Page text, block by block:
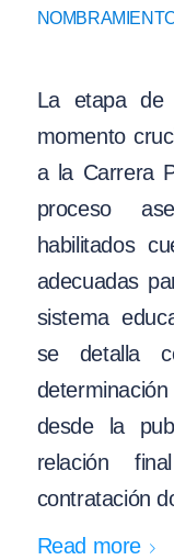
La etapa de
momento
a la Carrera
proceso
habilitados
adecuadas
sistema
se detalla
desde la
relación
contratación
Read more